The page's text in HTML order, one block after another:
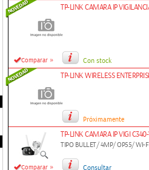
Comparar »
TP-LINK CAMARA IP
Con stock
TP-LINK WIRELESS
Próximamente
Comparar »
TP-LINK CAMARA IP VIGI
TIPO BULLET/ 4MP/ OP55/ WI-
Consultar